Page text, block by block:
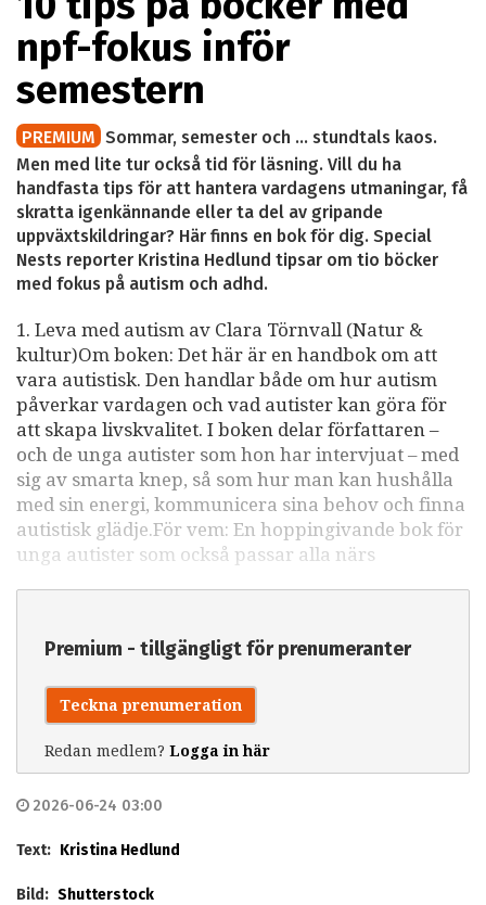
npf-fokus inför
semestern
PREMIUM Sommar, semester och … stundtals kaos.
Men med lite tur också tid för läsning. Vill du ha
handfasta tips för att hantera vardagens utmaningar, få
skratta igenkännande eller ta del av gripande
uppväxtskildringar? Här finns en bok för dig. Special
Nests reporter Kristina Hedlund tipsar om tio böcker
med fokus på autism och adhd.
1. Leva med autism av Clara Törnvall (Natur &
kultur)Om boken: Det här är en handbok om att
vara autistisk. Den handlar både om hur autism
påverkar vardagen och vad autister kan göra för
att skapa livskvalitet. I boken delar författaren –
och de unga autister som hon har intervjuat – med
sig av smarta knep, så som hur man kan hushålla
med sin energi, kommunicera sina behov och finna
autistisk glädje.För vem: En hoppingivande bok för
unga autister som också passar alla närs
Premium - tillgängligt för prenumeranter
Teckna prenumeration
Redan medlem? Logga in här
2026-06-24 03:00
Text: Kristina Hedlund
Bild: Shutterstock